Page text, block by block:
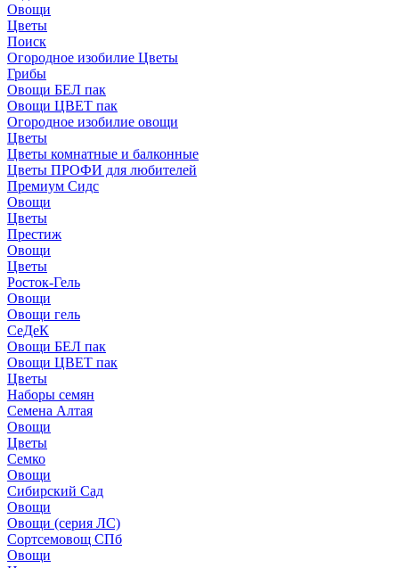
Овощи
Цветы
Поиск
Огородное изобилие Цветы
Грибы
Овощи БЕЛ пак
Овощи ЦВЕТ пак
Огородное изобилие овощи
Цветы
Цветы комнатные и балконные
Цветы ПРОФИ для любителей
Премиум Сидс
Овощи
Цветы
Престиж
Овощи
Цветы
Росток-Гель
Овощи
Овощи гель
СеДеК
Овощи БЕЛ пак
Овощи ЦВЕТ пак
Цветы
Наборы семян
Семена Алтая
Овощи
Цветы
Семко
Овощи
Сибирский Сад
Овощи
Овощи (серия ЛС)
Сортсемовощ СПб
Овощи